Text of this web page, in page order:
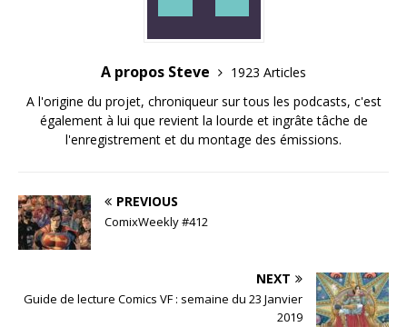
A propos Steve
1923 Articles
A l'origine du projet, chroniqueur sur tous les podcasts, c'est
également à lui que revient la lourde et ingrâte tâche de
l'enregistrement et du montage des émissions.
PREVIOUS
ComixWeekly #412
NEXT
Guide de lecture Comics VF : semaine du 23 Janvier
2019